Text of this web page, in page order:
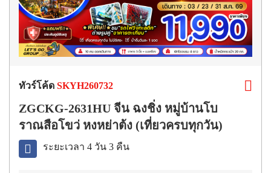
ทัวร์โค้ด SKYH260732
ZGCKG-2631HU จีน ฉงชิ่ง หมู่บ้านโบ
ราณสือโขว่ หงหย่าต้ง (เที่ยวครบทุกวัน)
ระยะเวลา 4 วัน 3 คืน